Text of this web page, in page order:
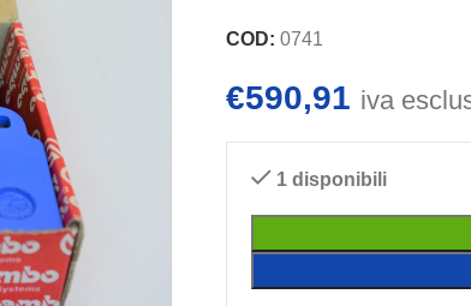
COD: 0741
€590,91 iva
1 disponibili